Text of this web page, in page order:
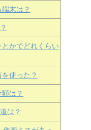
末は？
かでどれくらい
使った？
は？
は？